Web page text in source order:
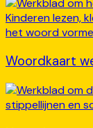
Woordkaart